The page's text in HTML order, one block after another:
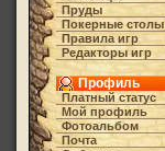
Пруды
Покерные столы
Правила игр
Редакторы игр
Профиль
Платный статус
Мой профиль
Фотоальбом
Почта